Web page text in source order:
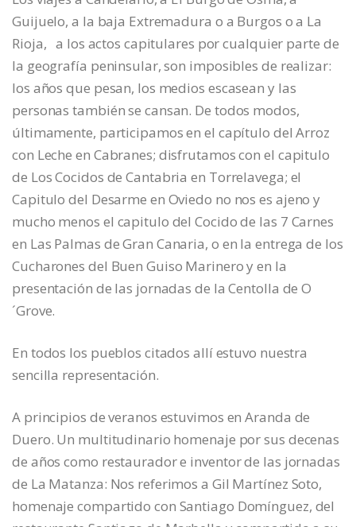
Guijuelo, a la baja Extremadura o a Burgos o a La
Rioja, a los actos capitulares por cualquier parte de
la geografía peninsular, son imposibles de realizar:
los años que pesan, los medios escasean y las
personas también se cansan. De todos modos,
últimamente, participamos en el capítulo del Arroz
con Leche en Cabranes; disfrutamos con el capitulo
de Los Cocidos de Cantabria en Torrelavega; el
Capitulo del Desarme en Oviedo no nos es ajeno y
mucho menos el capitulo del Cocido de las 7 Carnes
en Las Palmas de Gran Canaria, o en la entrega de los
Cucharones del Buen Guiso Marinero y en la
presentación de las jornadas de la Centolla de O
´Grove.
En todos los pueblos citados allí estuvo nuestra
sencilla representación.
A principios de veranos estuvimos en Aranda de
Duero. Un multitudinario homenaje por sus decenas
de años como restaurador e inventor de las jornadas
de La Matanza: Nos referimos a Gil Martínez Soto,
homenaje compartido con Santiago Domínguez, del